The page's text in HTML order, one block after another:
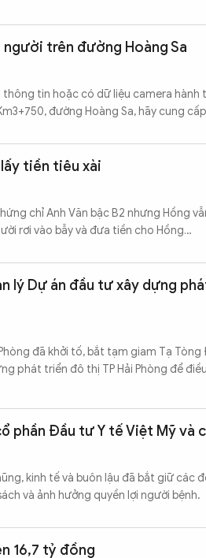
trên đường Hoàng Sa
tin hoặc có dữ liệu camera hành
đường Hoàng Sa, hãy cung
tiền tiêu xài
chỉ Anh Văn bậc B2 nhưng Hồng
rơi vào bẫy và đưa tiền cho Hồng…
lý Dự án đầu tư xây dựng
đã khởi tố, bắt tạm giam Tạ
phát triển đô thị TP Hải Phòng để
phần Đầu tư Y tế Việt Mỹ và
kinh tế và buôn lậu đã bắt giữ các
và ảnh hưởng quyền lợi người bệnh.
16,7 tỷ đồng